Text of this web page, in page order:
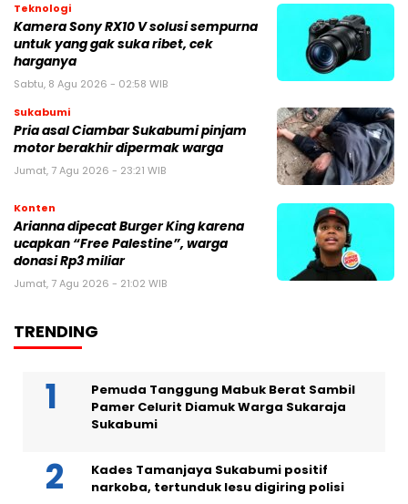
Teknologi
Kamera Sony RX10 V solusi sempurna
untuk yang gak suka ribet, cek
harganya
Sabtu, 8 Agu 2026 - 02:58 WIB
Sukabumi
Pria asal Ciambar Sukabumi pinjam
motor berakhir dipermak warga
Jumat, 7 Agu 2026 - 23:21 WIB
Konten
Arianna dipecat Burger King karena
ucapkan “Free Palestine”, warga
donasi Rp3 miliar
Jumat, 7 Agu 2026 - 21:02 WIB
TRENDING
Pemuda Tanggung Mabuk Berat Sambil
Pamer Celurit Diamuk Warga Sukaraja
Sukabumi
Kades Tamanjaya Sukabumi positif
narkoba, tertunduk lesu digiring polisi